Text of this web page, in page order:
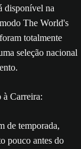
disponível na
The World's
totalmente
seleção nacional
à Carreira:
de temporada,
pouco antes do